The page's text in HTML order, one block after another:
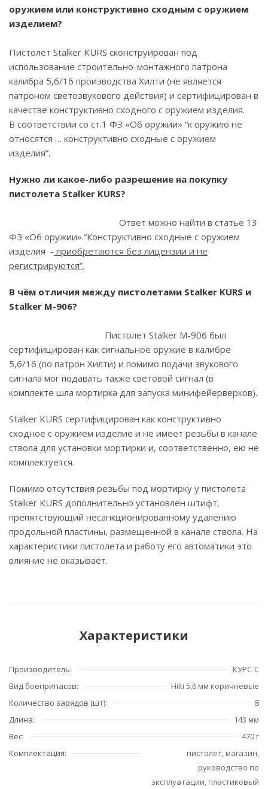
оружием или конструктивно сходным с оружием
изделием?
Пистолет Stalker KURS сконструирован под
использование строительно-монтажного патрона
калибра 5,6/16 производства Хилти (не является
патроном светозвукового действия) и сертифицирован в
качестве конструктивно сходного с оружием изделия.
В соответствии со ст.1 ФЗ «Об оружии» “к оружию не
относятся … конструктивно сходные с оружием
изделия”.
Нужно ли какое-либо разрешение на покупку
пистолета Stalker KURS?
Ответ можно найти в статье 13
ФЗ «Об оружии».“Конструктивно сходные с оружием
изделия - приобретаются без лицензии и не
регистрируются”.
В чём отличия между пистолетами Stalker KURS и
Stalker M-906?
Пистолет Stalker M-906 был
сертифицирован как сигнальное оружие в калибре
5,6/16 (по патрон Хилти) и помимо подачи звукового
сигнала мог подавать также световой сигнал (в
комплекте шла мортирка для запуска минифейерверков).
Stalker KURS сертифицирован как конструктивно
сходное с оружием изделие и не имеет резьбы в канале
ствола для установки мортирки и, соответственно, ею не
комплектуется.
Помимо отсутствия резьбы под мортирку у пистолета
Stalker KURS дополнительно установлен штифт,
препятствующий несанкционированному удалению
продольной пластины, размещенной в канале ствола. На
характеристики пистолета и работу его автоматики это
влияние не оказывает.
Характеристики
Производитель:
КУРС-С
Вид боеприпасов:
Hilti 5,6 мм коричневые
Количество зарядов (шт):
8
Длина:
143 мм
Вес:
470 г
Комплектация:
пистолет, магазин,
руководство по
эксплуатации, пластиковый